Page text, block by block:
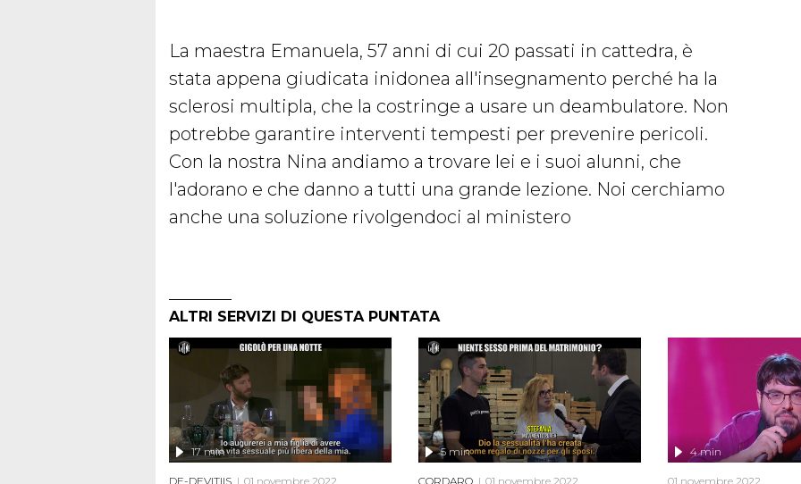
La maestra Emanuela, 57 anni di cui 20 passati in cattedra, è
stata appena giudicata inidonea all'insegnamento perché ha la
sclerosi multipla, che la costringe a usare un deambulatore. Non
potrebbe garantire interventi tempesti per prevenire pericoli.
Con la nostra Nina andiamo a trovare lei e i suoi alunni, che
l'adorano e che danno a tutti una grande lezione. Noi cerchiamo
anche una soluzione rivolgendoci al ministero
ALTRI SERVIZI DI QUESTA PUNTATA
17 min
DE-DEVITIIS 01 novembre 2022
5 min
CORDARO 01 novembre 2022
4 min
01 novembre 2022